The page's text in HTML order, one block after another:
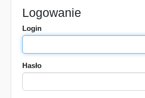
Logowanie
Login
Hasło